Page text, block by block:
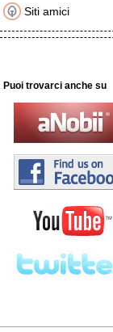
Siti amici
Puoi trovarci anche su